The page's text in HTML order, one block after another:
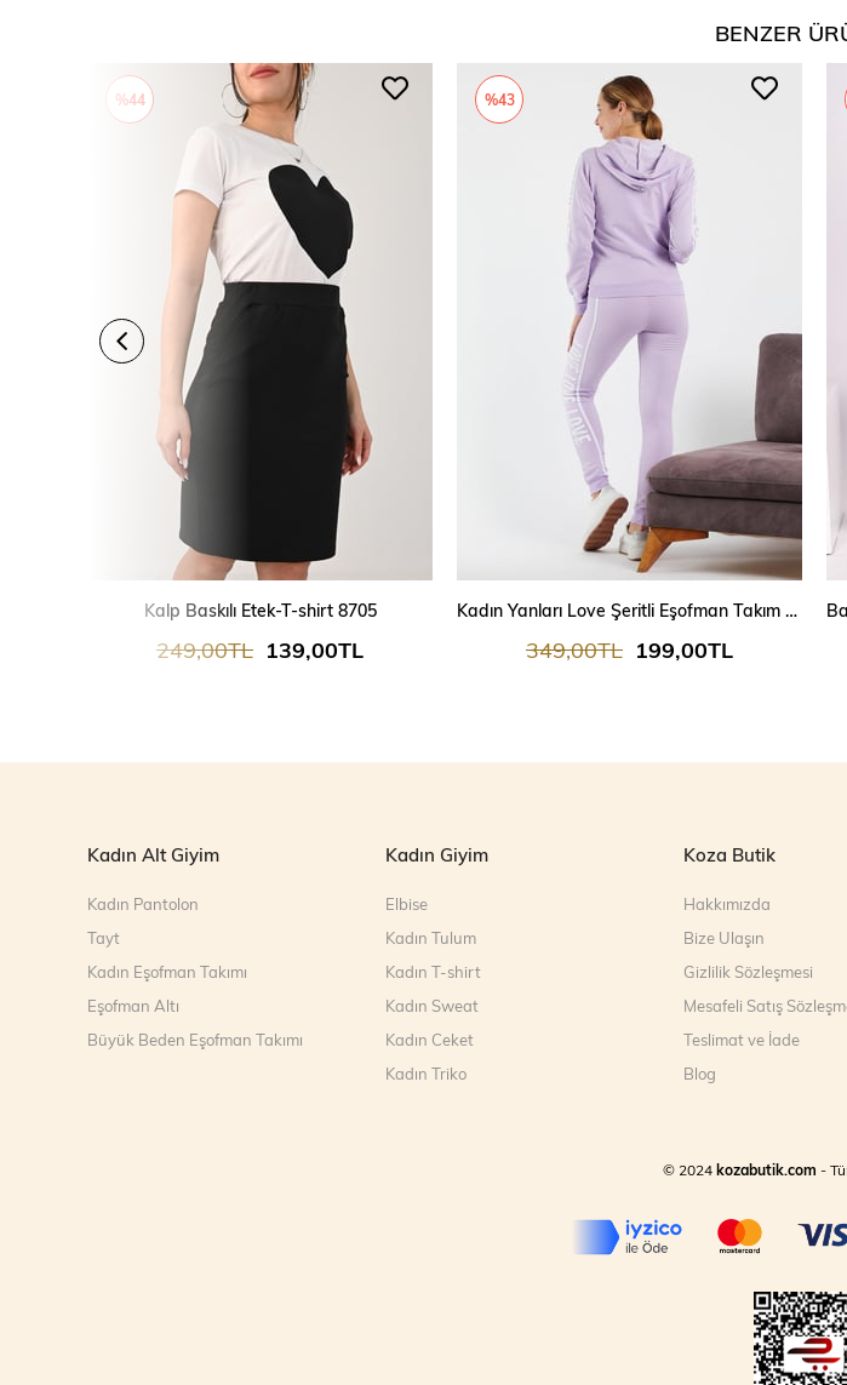
BENZER
Kalp Baskılı Etek-T-shirt 8705
139,00TL
249,00TL
%44
Kadın Yanları Love Şeritli Eşofman Takım 7025
199,00TL
349,00TL
%43
Kadın Alt Giyim
Kadın Pantolon
Tayt
Kadın Eşofman Takımı
Eşofman Altı
Büyük Beden Eşofman Takımı
Kadın Giyim
Elbise
Kadın Tulum
Kadın T-shirt
Kadın Sweat
Kadın Ceket
Kadın Triko
Koza Butik
Hakkımızda
Bize Ulaşın
Gizlilik Sözleşmesi
Mesafeli Satış
Teslimat ve İade
Blog
© 2024kozabutik.com -